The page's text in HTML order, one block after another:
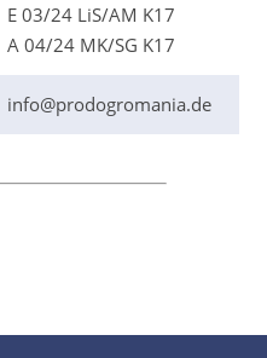
E 03/24 LiS/AM K17
A 04/24 MK/SG K17
info@prodogromania.de